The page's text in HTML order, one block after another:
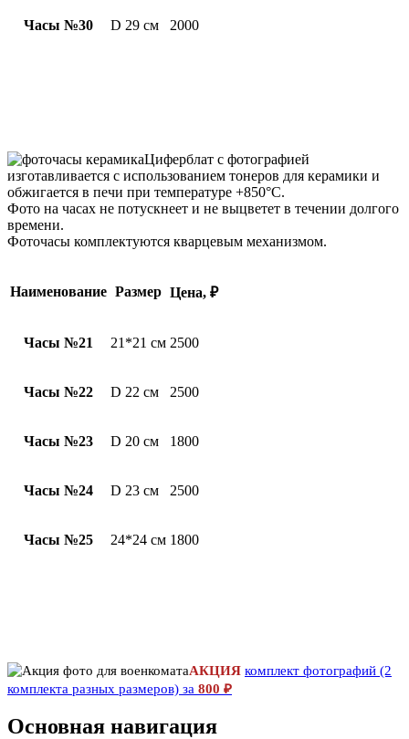
Часы №30 D 29 см 2000
Циферблат с фотографией
изготавливается с использованием тонеров для керамики и
обжигается в печи при температуре +850°С.
Фото на часах не потускнеет и не выцветет в течении долгого
времени.
Фоточасы комплектуются кварцевым механизмом.
Наименование Размер Цена, ₽
Часы №21 21*21 см 2500
Часы №22 D 22 см 2500
Часы №23 D 20 см 1800
Часы №24 D 23 см 2500
Часы №25 24*24 см 1800
АКЦИЯ комплект фотографий (2
комплекта разных размеров) за 800 ₽
Основная навигация